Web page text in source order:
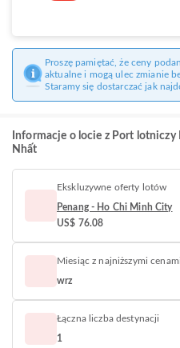
Proszę pamiętać, że ceny
aktualne i mogą ulec zmianie
Staramy się dostarczać jak
Informacje o locie z Port lotniczy
Nhất
Ekskluzywne oferty lotów
Penang - Ho Chi Minh City
US$ 76.08
Miesiąc z najniższymi cenami
wrz
Łączna liczba destynacji
1